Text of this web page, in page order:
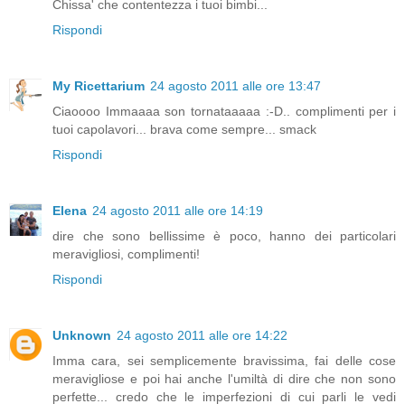
Chissa' che contentezza i tuoi bimbi...
Rispondi
My Ricettarium 24 agosto 2011 alle ore 13:47
Ciaoooo Immaaaa son tornataaaaa :-D.. complimenti per i
tuoi capolavori... brava come sempre... smack
Rispondi
Elena 24 agosto 2011 alle ore 14:19
dire che sono bellissime è poco, hanno dei particolari
meravigliosi, complimenti!
Rispondi
Unknown 24 agosto 2011 alle ore 14:22
Imma cara, sei semplicemente bravissima, fai delle cose
meravigliose e poi hai anche l'umiltà di dire che non sono
perfette... credo che le imperfezioni di cui parli le vedi